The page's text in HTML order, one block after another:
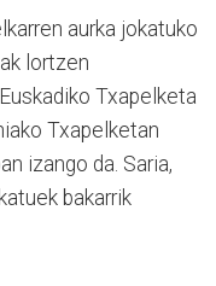
aurka jokatuko
lortzen
Txapelketa
Txapelketan
izango da. Saria,
bakarrik